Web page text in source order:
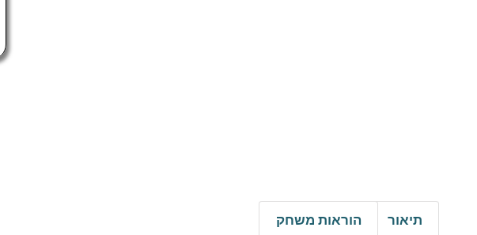
תיאור הוראות משחק